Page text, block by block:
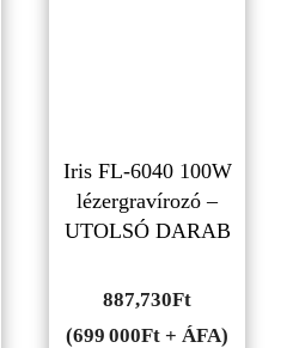
Iris FL-6040 100W
lézergravírozó –
UTOLSÓ DARAB
887,730Ft
(699 000Ft + ÁFA)